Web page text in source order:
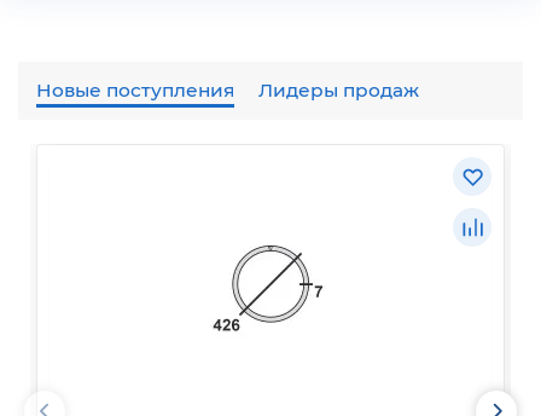
Новые поступления Лидеры продаж